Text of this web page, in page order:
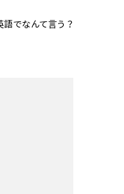
語でなんて言う？